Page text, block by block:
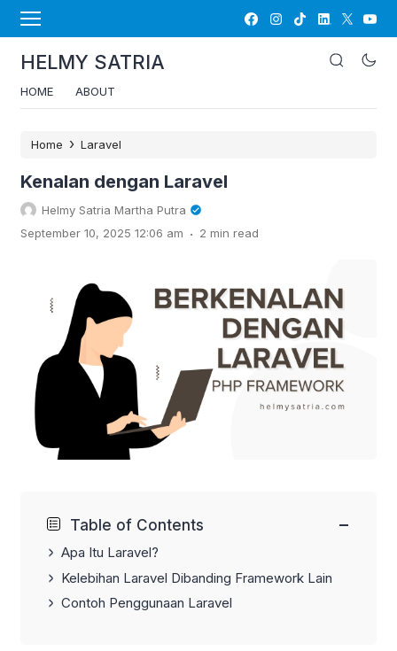
HELMY SATRIA
HOME ABOUT
Home › Laravel
Kenalan dengan Laravel
Helmy Satria Martha Putra
September 10, 2025 12:06 am . 2 min read
Table of Contents −
Apa Itu Laravel?
Kelebihan Laravel Dibanding Framework Lain
Contoh Penggunaan Laravel